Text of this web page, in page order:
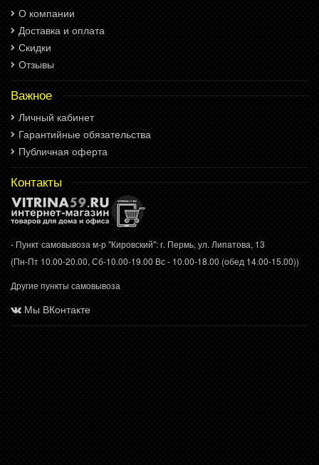
О компании
Доставка и оплата
Скидки
Отзывы
Важное
Личный кабинет
Гарантийные обязательства
Публичная оферта
Контакты
- Пункт самовывоза м-р "Кировский": г. Пермь, ул. Липатова, 13
(Пн-Пт 10.00-20.00, Сб-10.00-19.00 Вс - 10.00-18.00 (обед 14.00-15.00))
Другие пункты самовывоза
Мы ВКонтакте